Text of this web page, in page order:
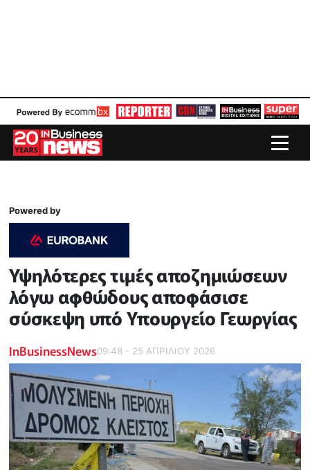
Powered by
Υψηλότερες τιμές αποζημιώσεων
λόγω αφθώδους αποφάσισε
σύσκεψη υπό Υπουργείο Γεωργίας
InBusinessNews09:48 - 25 ΑΠΡΙΛΙΟΥ 2026